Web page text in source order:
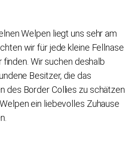
Welpen liegt uns sehr am
wir für jede kleine Fellnase
Wir suchen deshalb
Besitzer, die das
des Border Collies zu schätzen
ein liebevolles Zuhause